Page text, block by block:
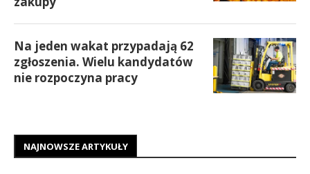
Na jeden wakat przypadają 62
zgłoszenia. Wielu kandydatów
nie rozpoczyna pracy
NAJNOWSZE ARTYKUŁY